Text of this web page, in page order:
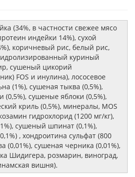
(34%, в частности свежее мясо
индейки 14%), сухой
коричневый рис, белый рис,
куриный
сушеный цикорий
FOS и инулина), лососевое
(1%), сушеная тыква (0,5%),
сушеные яблоки (0,5%),
криль (0,5%), минералы, MOS
гидрохлорид (1200 мг/кг),
сушеный шпинат (0,1%),
, хондроитина сульфат (800
(0,01%), сушеная черника (0,01%),
Шидигера, розмарин, виноград,
вишня).